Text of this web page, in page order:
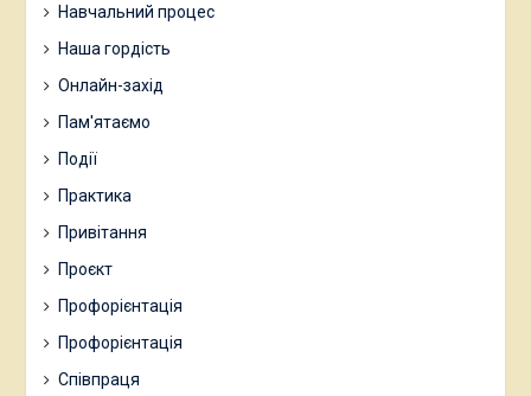
Навчальний процес
Наша гордість
Онлайн-захід
Пам'ятаємо
Події
Практика
Привітання
Проєкт
Профорієнтація
Профорієнтація
Співпраця